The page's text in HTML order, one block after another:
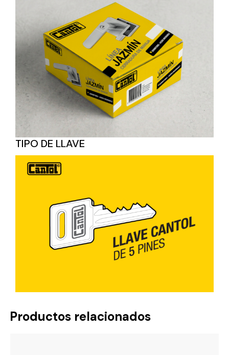
TIPO DE LLAVE
Productos relacionados